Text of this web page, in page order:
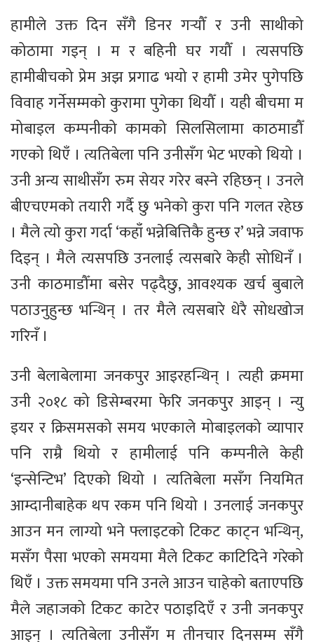
हामीले उक्त दिन सँगै डिनर गर्‍यौँ र उनी साथीको
कोठामा गइन् । म र बहिनी घर गयौँ । त्यसपछि
हामीबीचको प्रेम अझ प्रगाढ भयो र हामी उमेर पुगेपछि
विवाह गर्नेसम्मको कुरामा पुगेका थियौँ । यही बीचमा म
मोबाइल कम्पनीको कामको सिलसिलामा काठमाडौँ
गएको थिएँ । त्यतिबेला पनि उनीसँग भेट भएको थियो ।
उनी अन्य साथीसँग रुम सेयर गरेर बस्ने रहिछन् । उनले
बीएचएमको तयारी गर्दै छु भनेको कुरा पनि गलत रहेछ
। मैले त्यो कुरा गर्दा ‘कहाँ भन्नेबित्तिकै हुन्छ र’ भन्ने जवाफ
दिइन् । मैले त्यसपछि उनलाई त्यसबारे केही सोधिनँ ।
उनी काठमाडौँमा बसेर पढ्दैछु, आवश्यक खर्च बुबाले
पठाउनुहुन्छ भन्थिन् । तर मैले त्यसबारे धेरै सोधखोज
गरिनँ ।
उनी बेलाबेलामा जनकपुर आइरहन्थिन् । त्यही क्रममा
उनी २०१८ को डिसेम्बरमा फेरि जनकपुर आइन् । न्यु
इयर र क्रिसमसको समय भएकाले मोबाइलको व्यापार
पनि राम्रै थियो र हामीलाई पनि कम्पनीले केही
‘इन्सेन्टिभ’ दिएको थियो । त्यतिबेला मसँग नियमित
आम्दानीबाहेक थप रकम पनि थियो । उनलाई जनकपुर
आउन मन लाग्यो भने फ्लाइटको टिकट काट्न भन्थिन्,
मसँग पैसा भएको समयमा मैले टिकट काटिदिने गरेको
थिएँ । उक्त समयमा पनि उनले आउन चाहेको बताएपछि
मैले जहाजको टिकट काटेर पठाइदिएँ र उनी जनकपुर
आइन् । त्यतिबेला उनीसँग म तीनचार दिनसम्म सँगै